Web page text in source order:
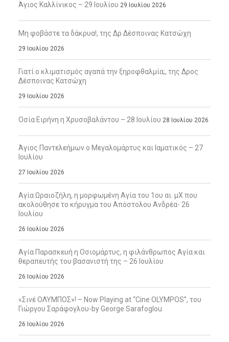
Άγιος Καλλίνικος – 29 Ιουλίου 29 Ιουλίου 2026
Μη φοβάστε τα δάκρυα!, της Δρ Δέσποινας Κατσώχη
29 Ιουλίου 2026
Γιατί ο κλιματισμός αγαπά την ξηροφθαλμία;, της Δρος
Δέσποινας Κατσώχη
29 Ιουλίου 2026
Οσία Ειρήνη η Χρυσοβαλάντου – 28 Ιουλίου 28 Ιουλίου 2026
Άγιος Παντελεήμων ο Μεγαλομάρτυς και Ιαματικός – 27
Ιουλίου
27 Ιουλίου 2026
Αγία Ωραιοζήλη, η μορφωμένη Αγία του 1ου αι. μΧ που
ακολούθησε το κήρυγμα του Απόστολου Ανδρέα- 26
Ιουλίου
26 Ιουλίου 2026
Αγία Παρασκευή η Οσιομάρτυς, η φιλάνθρωπος Αγία και
θεραπευτής του βασανιστή της – 26 Ιουλίου
26 Ιουλίου 2026
«Σινέ ΟΛΥΜΠΟΣ»! – Now Playing at “Cine OLYMPOS”, του
Γιώργου Σαράφογλου-by George Sarafoglou
26 Ιουλίου 2026